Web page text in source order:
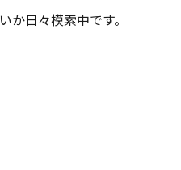
か日々模索中です。